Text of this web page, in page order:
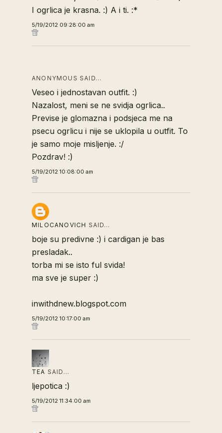
I ogrlica je krasna. :) A i ti. :*
5/19/2012 09:28:00 am
ANONYMOUS SAID…
Veseo i jednostavan outfit. :)
Nazalost, meni se ne svidja ogrlica..
Previse je glomazna i podsjeca me na
psecu ogrlicu i nije se uklopila u outfit. To
je samo moje misljenje. :/
Pozdrav! :)
5/19/2012 10:08:00 am
MILOCANOVICH SAID…
boje su predivne :) i cardigan je bas
presladak..
torba mi se isto ful svida!
ma sve je super :)
inwithdnew.blogspot.com
5/19/2012 10:17:00 am
TEA SAID…
ljepotica :)
5/19/2012 11:34:00 am